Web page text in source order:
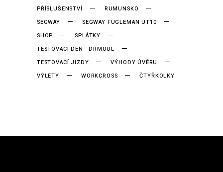
PŘÍSLUŠENSTVÍ
RUMUNSKO
SEGWAY
SEGWAY FUGLEMAN UT10
SHOP
SPLÁTKY
TESTOVACÍ DEN - DRMOUL
TESTOVACÍ JIZDY
VÝHODY ÚVĚRU
VÝLETY
WORKCROSS ČTYŘKOLKY